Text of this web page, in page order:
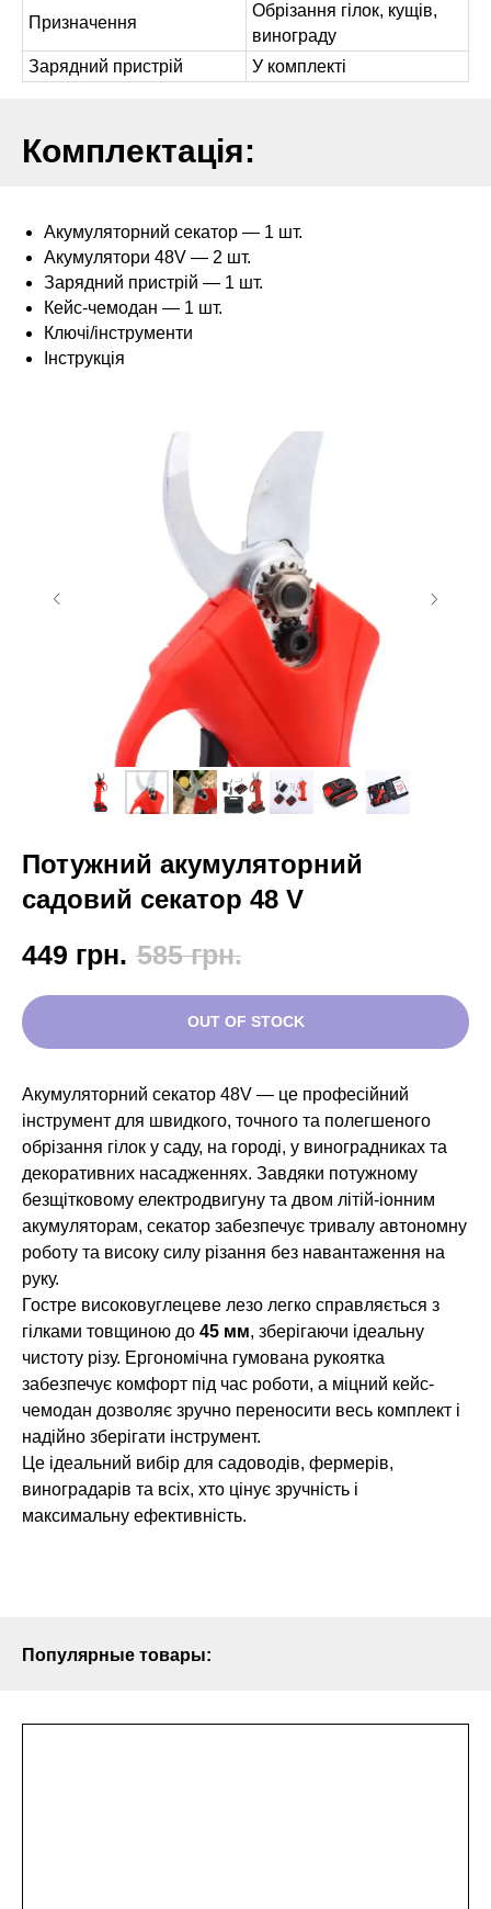
Призначення
Обрізання гілок, кущів,
винограду
Зарядний пристрій
У комплекті
Комплектація:
Акумуляторний секатор — 1 шт.
Акумулятори 48V — 2 шт.
Зарядний пристрій — 1 шт.
Кейс-чемодан — 1 шт.
Ключі/інструменти
Інструкція
Потужний акумуляторний
садовий секатор 48 V
449 грн. 585 грн.
OUT OF STOCK
Акумуляторний секатор 48V — це професійний
інструмент для швидкого, точного та полегшеного
обрізання гілок у саду, на городі, у виноградниках та
декоративних насадженнях. Завдяки потужному
безщітковому електродвигуну та двом літій-іонним
акумуляторам, секатор забезпечує тривалу автономну
роботу та високу силу різання без навантаження на
руку.
Гостре високовуглецеве лезо легко справляється з
гілками товщиною до 45 мм, зберігаючи ідеальну
чистоту різу. Ергономічна гумована рукоятка
забезпечує комфорт під час роботи, а міцний кейс-
чемодан дозволяє зручно переносити весь комплект і
надійно зберігати інструмент.
Це ідеальний вибір для садоводів, фермерів,
виноградарів та всіх, хто цінує зручність і
максимальну ефективність.
Популярные товары: